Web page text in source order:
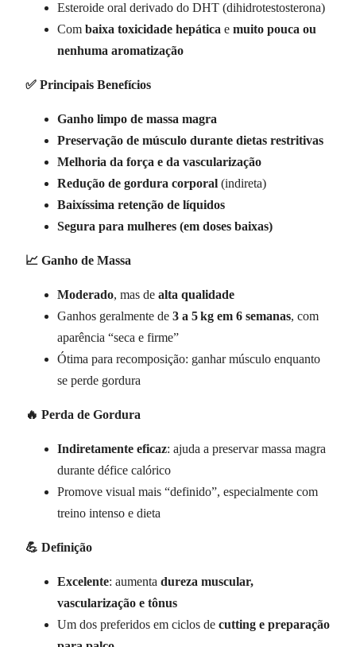
Esteroide oral derivado do DHT (dihidrotestosterona)
Com baixa toxicidade hepática e muito pouca ou
nenhuma aromatização
✅ Principais Benefícios
Ganho limpo de massa magra
Preservação de músculo durante dietas restritivas
Melhoria da força e da vascularização
Redução de gordura corporal (indireta)
Baixíssima retenção de líquidos
Segura para mulheres (em doses baixas)
📈 Ganho de Massa
Moderado, mas de alta qualidade
Ganhos geralmente de 3 a 5kg em 6 semanas, com
aparência “seca e firme”
Ótima para recomposição: ganhar músculo enquanto
se perde gordura
🔥 Perda de Gordura
Indiretamente eficaz: ajuda a preservar massa magra
durante défice calórico
Promove visual mais “definido”, especialmente com
treino intenso e dieta
💪 Definição
Excelente: aumenta dureza muscular,
vascularização e tônus
Um dos preferidos em ciclos de cutting e preparação